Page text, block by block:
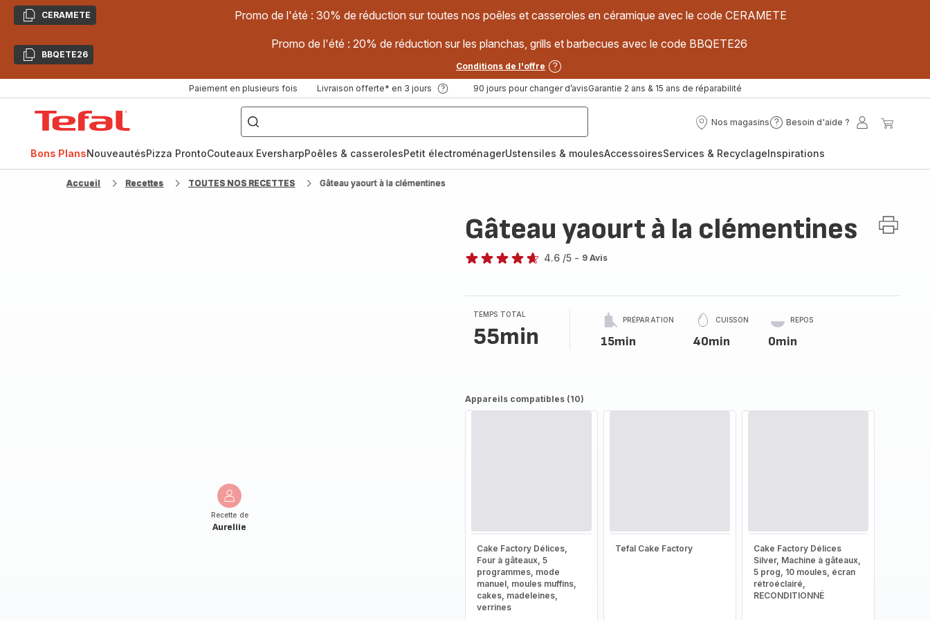
CopierCERAMETE Promo de l'été : 30% de réduction sur toutes nos poêles et casseroles en céramique avec le code CERAMETE
CopierBBQETE26
Promo de l'été : 20% de réduction sur les planchas, grills et barbecues avec le code BBQETE26
Conditions de l'offre
Paiement en plusieurs fois Livraison offerte* en 3 jours 90 jours pour changer d’avisGarantie 2 ans & 15 ans de réparabilité
["Poêles
inox,
Cake
Factory,
Nos magasins
Nos
Besoin d'aide ?
Besoin
?
Mon
Bons PlansNouveautésPizza ProntoCouteaux EversharpPoêles & casserolesPetit électroménagerUstensiles & moulesAccessoiresServices & RecyclageInspirations
Accueil Recettes TOUTES NOS RECETTES Gâteau yaourt à la clémentines
Recette de
Aureliie
Gâteau yaourt à la clémentines
4.6 /5 - 9 Avis
TEMPS TOTAL
55min
PRÉPARATION
15min
CUISSON
40min
REPOS
0min
Appareils compatibles (10)
Cake Factory Délices,
Four à gâteaux, 5
programmes, mode
manuel, moules muffins,
cakes, madeleines,
verrines
Tefal Cake Factory
Cake Factory Délices
Silver, Machine à gâteaux,
5 prog, 10 moules, écran
rétroéclairé,
RECONDITIONNÉ